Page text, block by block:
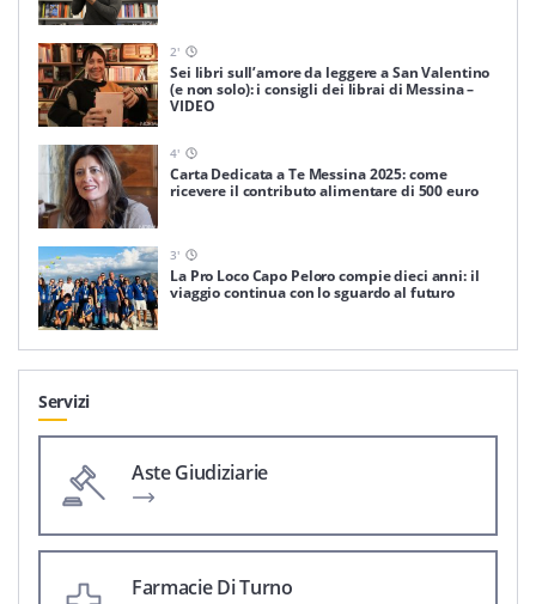
2'
Sei libri sull’amore da leggere a San Valentino
(e non solo): i consigli dei librai di Messina –
VIDEO
4'
Carta Dedicata a Te Messina 2025: come
ricevere il contributo alimentare di 500 euro
3'
La Pro Loco Capo Peloro compie dieci anni: il
viaggio continua con lo sguardo al futuro
Servizi
Aste Giudiziarie
Farmacie Di Turno